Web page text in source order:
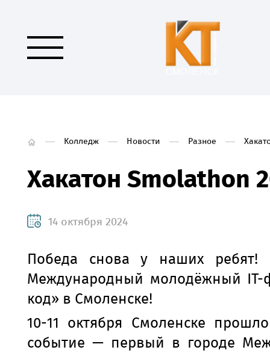
Колледж Новости Разное
Хакатон Smolathon
14 октября 2024
Победа снова у наших ребят!
Международный молодёжный IT-
код» в Смоленске!
10-11 октября Смоленске
событие — первый в городе